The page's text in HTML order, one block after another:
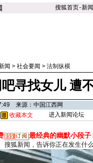
搜狐首页-新闻
闻 > 社会要闻 > 法制纵横
寻找女儿 遭
来源：中国江西网
收藏本文 进入新闻论坛
最经典的幽默小段子
搜狐新闻，告诉你正在发生什